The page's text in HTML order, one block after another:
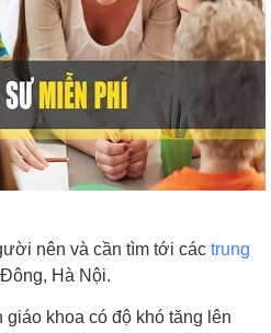
nên và cần tìm tới các trung
Hà Nội.
khoa có độ khó tăng lên